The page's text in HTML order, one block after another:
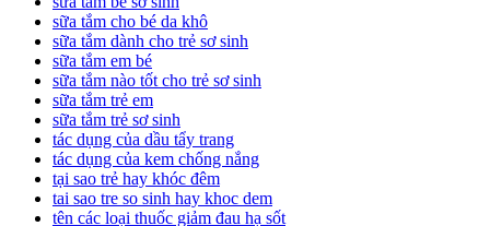
sữa tắm cho bé da khô
sữa tắm dành cho trẻ sơ sinh
sữa tắm em bé
sữa tắm nào tốt cho trẻ sơ sinh
sữa tắm trẻ em
sữa tắm trẻ sơ sinh
tác dụng của dầu tẩy trang
tác dụng của kem chống nắng
tại sao trẻ hay khóc đêm
tai sao tre so sinh hay khoc dem
tên các loại thuốc giảm đau hạ sốt